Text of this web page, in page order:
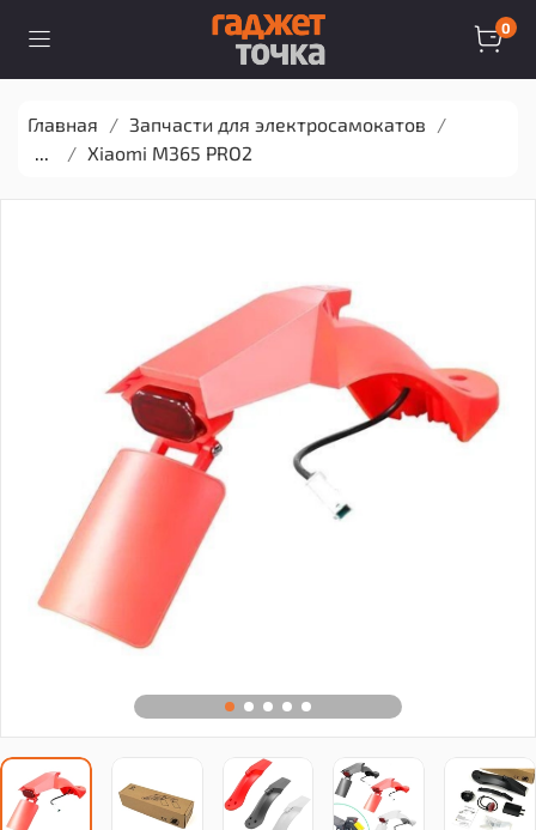
0
Главная
Запчасти для электросамокатов
...
Xiaomi M365 PRO2